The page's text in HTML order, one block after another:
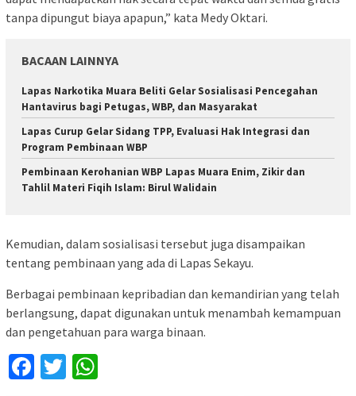
tanpa dipungut biaya apapun,” kata Medy Oktari.
BACAAN LAINNYA
Lapas Narkotika Muara Beliti Gelar Sosialisasi Pencegahan
Hantavirus bagi Petugas, WBP, dan Masyarakat
Lapas Curup Gelar Sidang TPP, Evaluasi Hak Integrasi dan
Program Pembinaan WBP
Pembinaan Kerohanian WBP Lapas Muara Enim, Zikir dan
Tahlil Materi Fiqih Islam: Birul Walidain
Kemudian, dalam sosialisasi tersebut juga disampaikan
tentang pembinaan yang ada di Lapas Sekayu.
Berbagai pembinaan kepribadian dan kemandirian yang telah
berlangsung, dapat digunakan untuk menambah kemampuan
dan pengetahuan para warga binaan.
Facebook
Twitter